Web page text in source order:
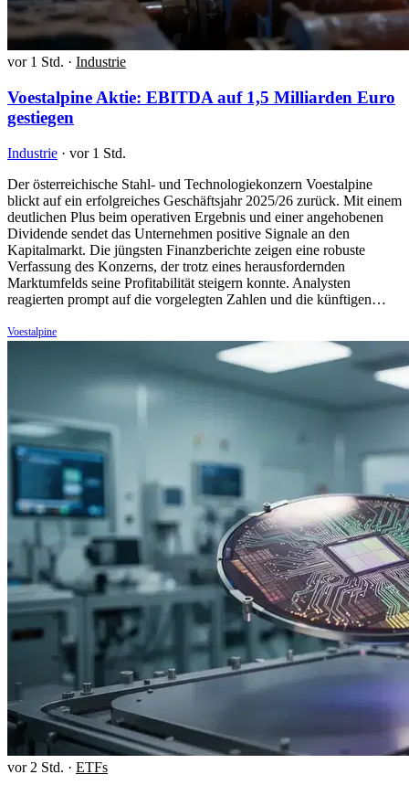
vor 1 Std. · Industrie
Voestalpine Aktie: EBITDA auf 1,5 Milliarden Euro
gestiegen
Industrie · vor 1 Std.
Der österreichische Stahl- und Technologiekonzern Voestalpine
blickt auf ein erfolgreiches Geschäftsjahr 2025/26 zurück. Mit einem
deutlichen Plus beim operativen Ergebnis und einer angehobenen
Dividende sendet das Unternehmen positive Signale an den
Kapitalmarkt. Die jüngsten Finanzberichte zeigen eine robuste
Verfassung des Konzerns, der trotz eines herausfordernden
Marktumfelds seine Profitabilität steigern konnte. Analysten
reagierten prompt auf die vorgelegten Zahlen und die künftigen…
Voestalpine
vor 2 Std. · ETFs